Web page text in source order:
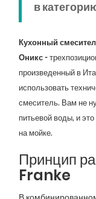
в
Кухонный
Оникс -
произведенный в
использовать
смеситель. Вам не
питьевой воды, и
на мойке.
Принцип
Franke